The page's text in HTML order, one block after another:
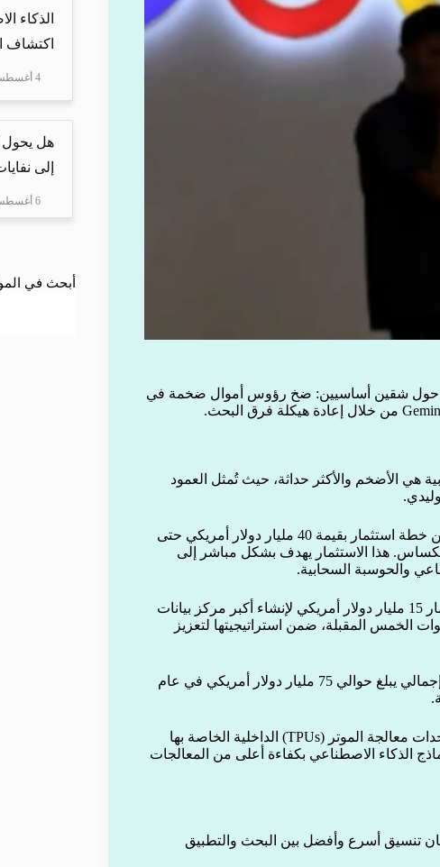
حول شقين أساسيين: ضخ رؤوس أموال ضخمة في
هي الأضخم والأكثر حداثة، حيث تُمثل العمود
استثمار 40 مليار دولار في تكساس: أعلنت جوجل عن خطة استثمار بقيمة 40 مليار دولار أمريكي حتى
تكساس. هذا الاستثمار يهدف بشكل مباشر إلى
والحوسبة السحابية.
استثمار ضخم في آسيا (الهند): التزمت جوجل باستثمار 15 مليار دولار أمريكي لإنشاء أكبر مركز بيانات
المقبلة، ضمن استراتيجيتها لتعزيز
الإنفاق الرأسمالي الإجمالي: تخطط جوجل لاستثمار إجمالي يبلغ حوالي 75 مليار دولار أمريكي في عام
معالجات TPUs الداخلية: تستمر جوجل في تطوير وحدات معالجة الموتر (TPUs) الداخلية الخاصة بها
الذكاء الاصطناعي بكفاءة أعلى من المعالجات
تنسيق أسرع وأفضل بين البحث والتطبيق
الذكاء
اكتشاف
4 أغسطس, 2026
هل يحول
إلى
6 أغسطس, 2026
أبحث في